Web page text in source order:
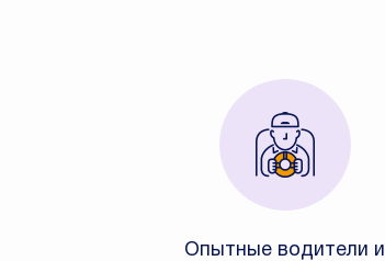
Опытные водители и